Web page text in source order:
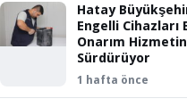
Hatay
Engelli Cihazları
Onarım
Sürdürüyor
1 hafta önce